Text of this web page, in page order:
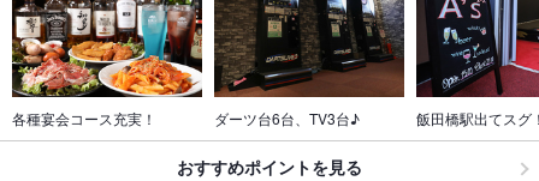
各種宴会コース充実！ ダーツ台6台、TV3台♪ 飯田橋駅出てスグ
おすすめポイントを見る